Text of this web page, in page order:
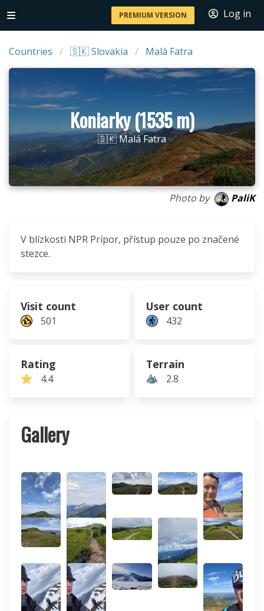
PREMIUM VERSION Log in
Countries 🇸🇰 Slovakia Malá Fatra
Koniarky (1535 m)
🇸🇰 Malá Fatra
Photo by PaliK
V blízkosti NPR Prípor, přístup pouze po značené
stezce.
Visit count
501
User count
432
Rating
4.4
Terrain
2.8
Gallery